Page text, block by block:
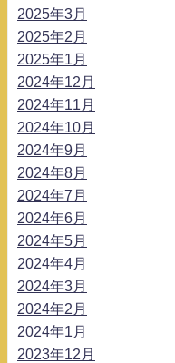
2025年3月
2025年2月
2025年1月
2024年12月
2024年11月
2024年10月
2024年9月
2024年8月
2024年7月
2024年6月
2024年5月
2024年4月
2024年3月
2024年2月
2024年1月
2023年12月